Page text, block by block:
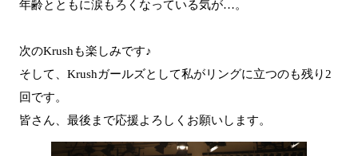
年齢とともに涙もろくなっている気が…。
次のKrushも楽しみです♪
そして、Krushガールズとして私がリングに立つのも残り2
回です。
皆さん、最後まで応援よろしくお願いします。